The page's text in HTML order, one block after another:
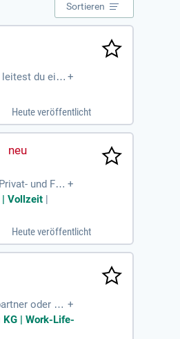
Sortieren
du eige
zustän
Vorausset
+
Heute veröffentlicht
und Fir +
| Vollzeit
Heute veröffentlicht
oder Ge +
| Work-Life-